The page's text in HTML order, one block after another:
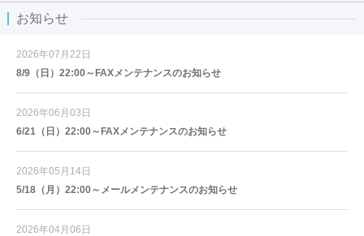
お知らせ
2026年07月22日
8/9（日）22:00～FAXメンテナンスのお知らせ
2026年06月03日
6/21（日）22:00～FAXメンテナンスのお知らせ
2026年05月14日
5/18（月）22:00～メールメンテナンスのお知らせ
2026年04月06日